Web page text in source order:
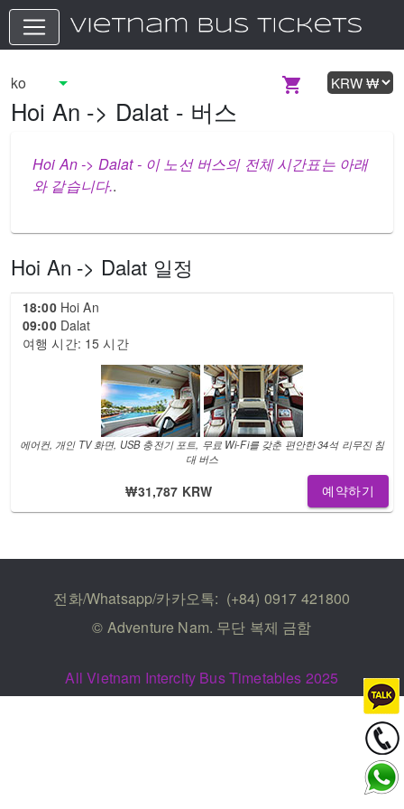
Hoi An -> Dalat - 버스
Hoi An -> Dalat - 이 노선 버스의 전체 시간표는 아래
와 같습니다..
Hoi An -> Dalat 일정
18:00Hoi An
09:00Dalat
여행 시간: 15 시간
에어컨, 개인 TV 화면, USB 충전기 포트, 무료 Wi-Fi를 갖춘 편안한 34석 리무진 침
대 버스
₩31,787 KRW 예약하기
전화/Whatsapp/카카오톡: (+84) 0917 421800
© Adventure Nam. 무단 복제 금함
All Vietnam Intercity Bus Timetables 2025